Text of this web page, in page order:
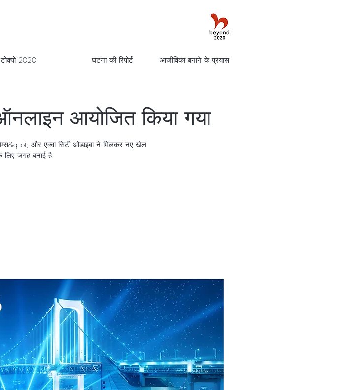
टोक्यो 2020 घटना की रिपोर्ट आजीविका बनाने के प्रयास
आयोजित किया गया
और एक्वा सिटी ओडाइबा ने मिलकर नए खेल
लिए जगह बनाई है!